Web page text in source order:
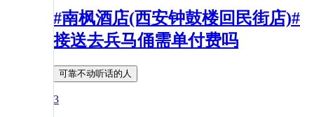
#南枫酒店(西安钟鼓楼回民街店)#
接送去兵马俑需单付费吗
可靠不动听话的人
3